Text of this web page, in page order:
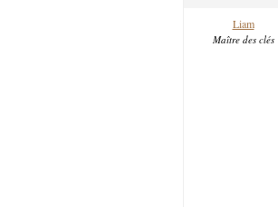
Liam
Maître des clés